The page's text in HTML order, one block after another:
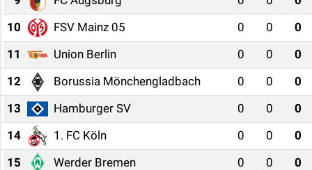
10
FSV Mainz 05 0 0
0
11
Union Berlin 0 0
0
12
Borussia Mönchengladbach 0 0
0
13
Hamburger SV 0 0
0
14
1. FC Köln 0 0
0
15
Werder Bremen 0 0
0